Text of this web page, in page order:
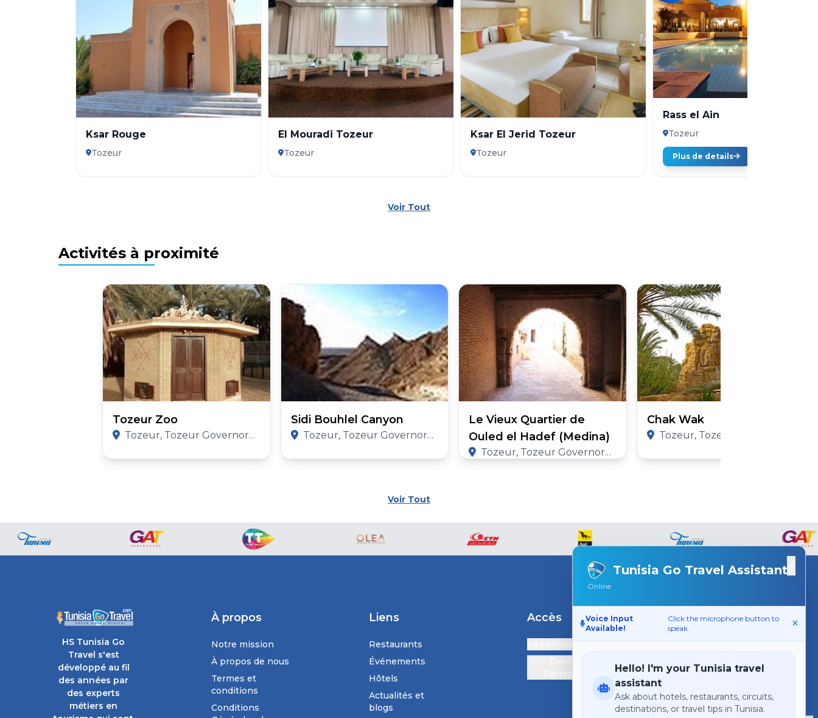
Ksar Rouge
Tozeur
El Mouradi Tozeur
Tozeur
Ksar El Jerid Tozeur
Tozeur
Rass el Ain
Tozeur
Plus de details
Voir Tout
Activités à proximité
Tozeur Zoo
Tozeur, Tozeur Governorate
Sidi Bouhlel Canyon
Tozeur, Tozeur Governorate
Le Vieux Quartier de
Ouled el Hadef (Medina)
Tozeur, Tozeur Governorate
Chak Wak
Tozeur, Tozeur Governorate
Voir Tout
Tunisia Go Travel Assistant
Online
Voice Input
Available!
Click the microphone button to
speak.
Hello! I'm your Tunisia travel
assistant
Ask about hotels, restaurants, circuits,
destinations, or travel tips in Tunisia.
HS Tunisia Go
Travel s'est
développé au fil
des années par
des experts
métiers en
À propos
Notre mission
À propos de nous
Termes et
conditions
Conditions
Liens
Restaurants
Événements
Hôtels
Actualités et
blogs
Accès
Devenir
Support